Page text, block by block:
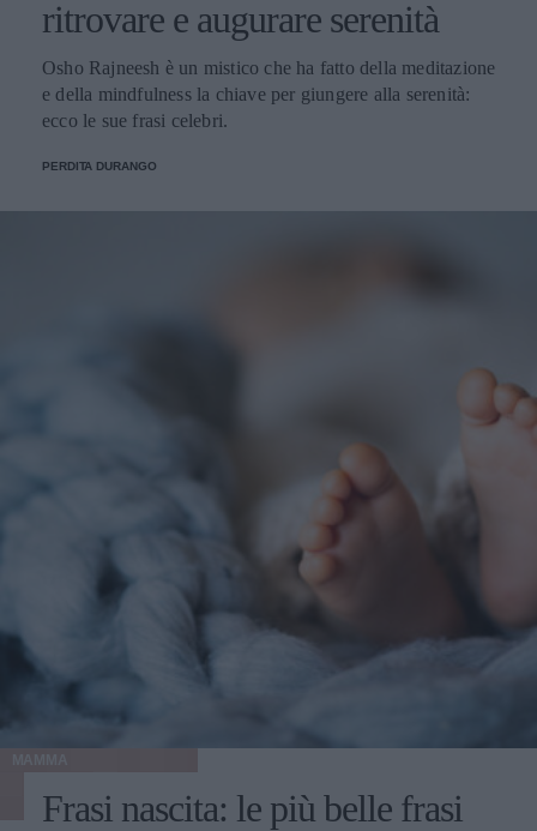
ritrovare e augurare serenità
Osho Rajneesh è un mistico che ha fatto della meditazione
e della mindfulness la chiave per giungere alla serenità:
ecco le sue frasi celebri.
PERDITA DURANGO
Frasi nascita: le più belle frasi